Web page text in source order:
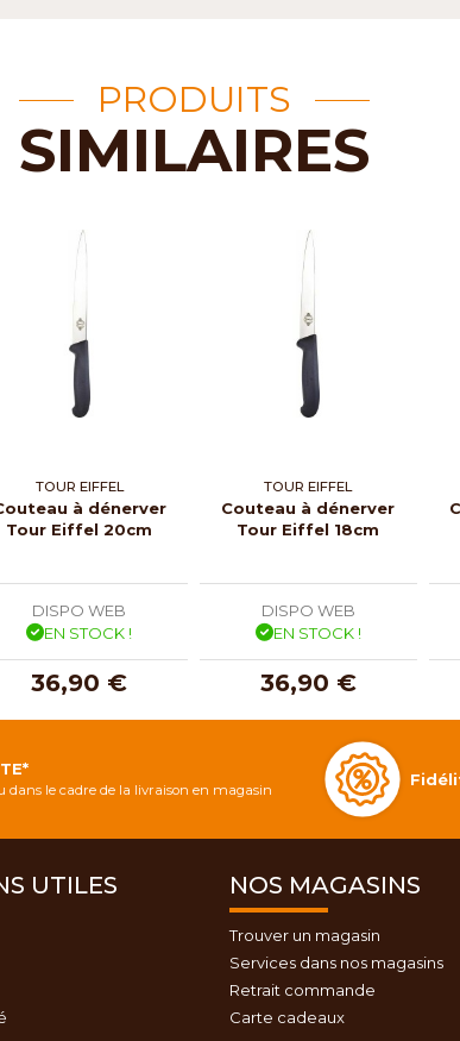
PRODUITS
SIMILAIRES
TOUR EIFFEL
à dénerver
Tour Eiffel 20cm
DISPO WEB
EN STOCK !
36,90 €
TOUR EIFFEL
Couteau à dénerver
Tour Eiffel 18cm
DISPO WEB
EN STOCK !
36,90 €
dans le cadre de la livraison en magasin
UTILES NOS MAGASINS
Trouver un magasin
Services dans nos magasins
Retrait commande
Carte cadeaux